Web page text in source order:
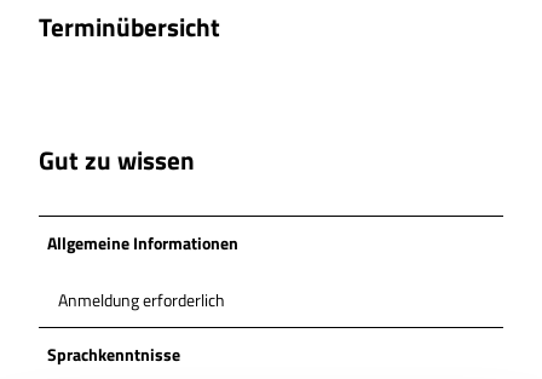
Terminübersicht
Gut zu wissen
Allgemeine Informationen
Anmeldung erforderlich
Sprachkenntnisse